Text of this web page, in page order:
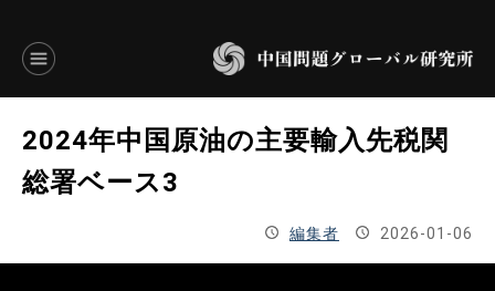
言語別アーカイブ
ENGLISH
2024年中国原油の主要輸入先税関
総署ベース3
編集者 2026-01-06